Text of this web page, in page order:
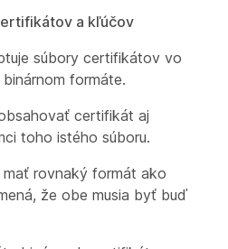
a kľúčov
súbory certifikátov vo
formáte.
certifikát aj
toho istého súboru.
mať rovnaký formát ako
že obe musia byť buď